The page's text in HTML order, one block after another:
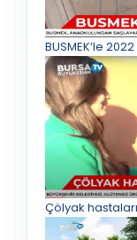
BUSMEK’le
Çölyak